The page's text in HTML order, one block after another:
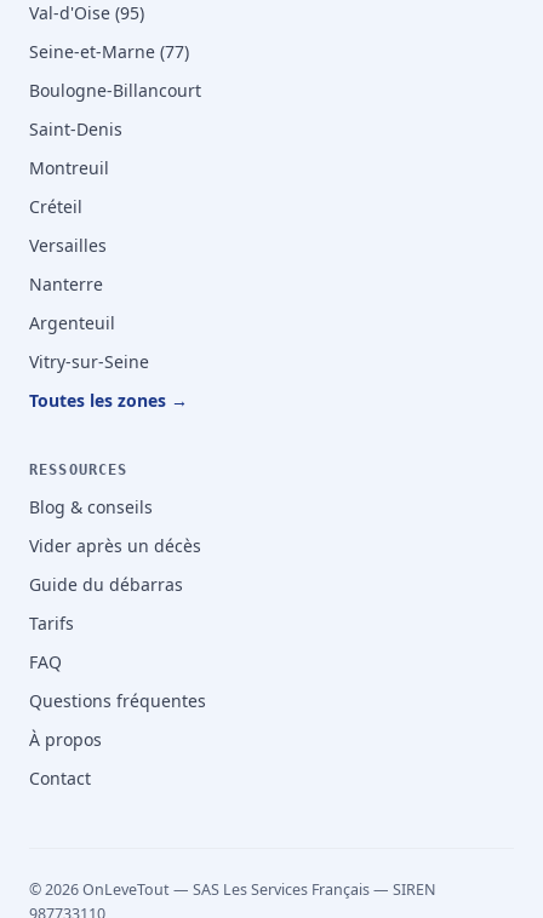
Val-d'Oise (95)
Seine-et-Marne (77)
Boulogne-Billancourt
Saint-Denis
Montreuil
Créteil
Versailles
Nanterre
Argenteuil
Vitry-sur-Seine
Toutes les zones →
RESSOURCES
Blog & conseils
Vider après un décès
Guide du débarras
Tarifs
FAQ
Questions fréquentes
À propos
Contact
© 2026 OnLeveTout — SAS Les Services Français — SIREN